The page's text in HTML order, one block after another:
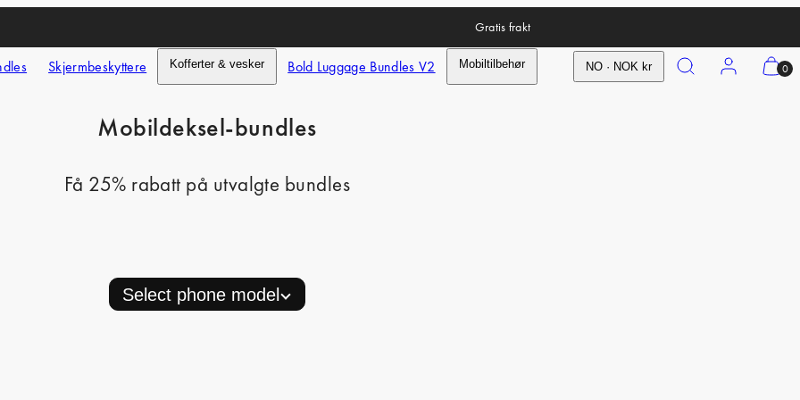
Gratis frakt
Skjermbeskyttere Kofferter & vesker Bold Luggage Bundles V2 Mobiltilbehør NO · NOK kr Search Account
View 0
Mobildeksel-bundles
Få 25% rabatt på utvalgte bundles